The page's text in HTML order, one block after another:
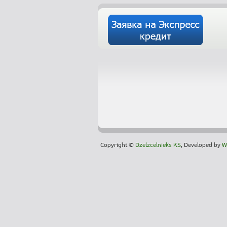
Copyright © Dzelzcelnieks KS, Developed by